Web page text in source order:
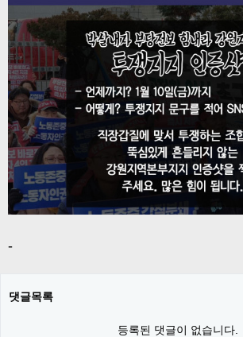
-
댓글목록
등록된 댓글이 없습니다.